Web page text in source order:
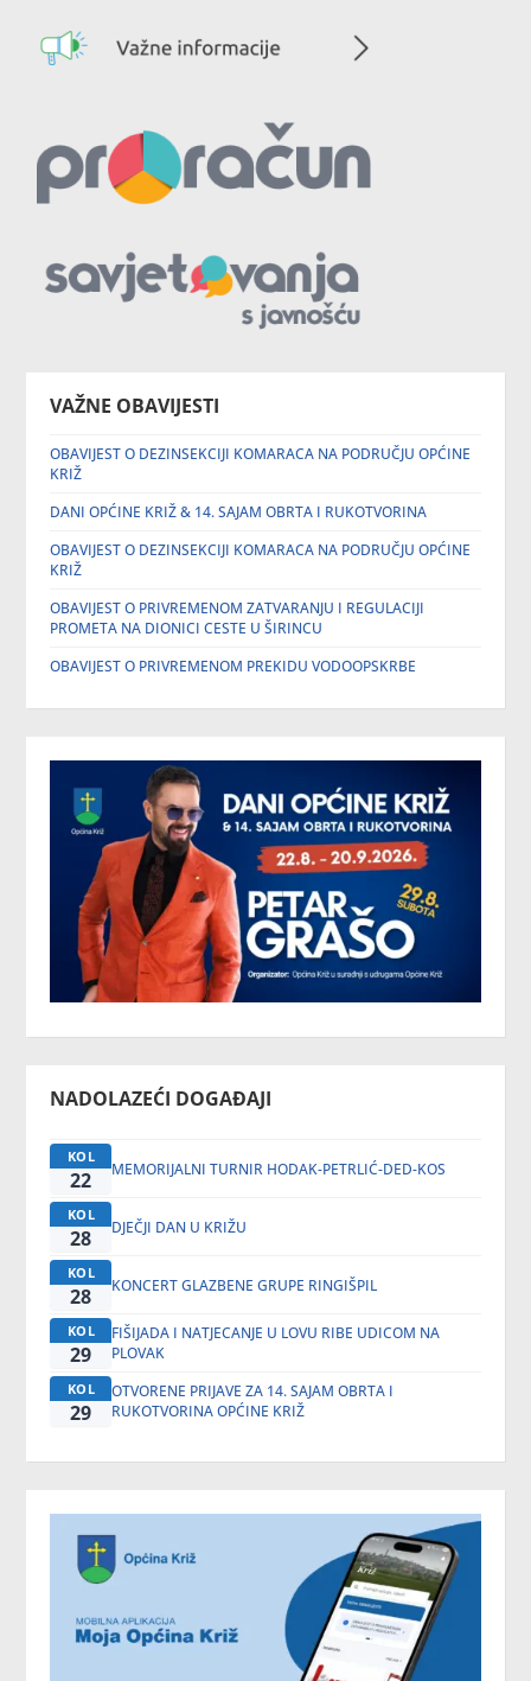
VAŽNE OBAVIJESTI
OBAVIJEST O DEZINSEKCIJI KOMARACA NA PODRUČJU OPĆINE
KRIŽ
DANI OPĆINE KRIŽ & 14. SAJAM OBRTA I RUKOTVORINA
OBAVIJEST O DEZINSEKCIJI KOMARACA NA PODRUČJU OPĆINE
KRIŽ
OBAVIJEST O PRIVREMENOM ZATVARANJU I REGULACIJI
PROMETA NA DIONICI CESTE U ŠIRINCU
OBAVIJEST O PRIVREMENOM PREKIDU VODOOPSKRBE
NADOLAZEĆI DOGAĐAJI
KOL
22 MEMORIJALNI TURNIR HODAK-PETRLIĆ-DED-KOS
KOL
28 DJEČJI DAN U KRIŽU
KOL
28 KONCERT GLAZBENE GRUPE RINGIŠPIL
KOL
29
FIŠIJADA I NATJECANJE U LOVU RIBE UDICOM NA
PLOVAK
KOL
29
OTVORENE PRIJAVE ZA 14. SAJAM OBRTA I
RUKOTVORINA OPĆINE KRIŽ